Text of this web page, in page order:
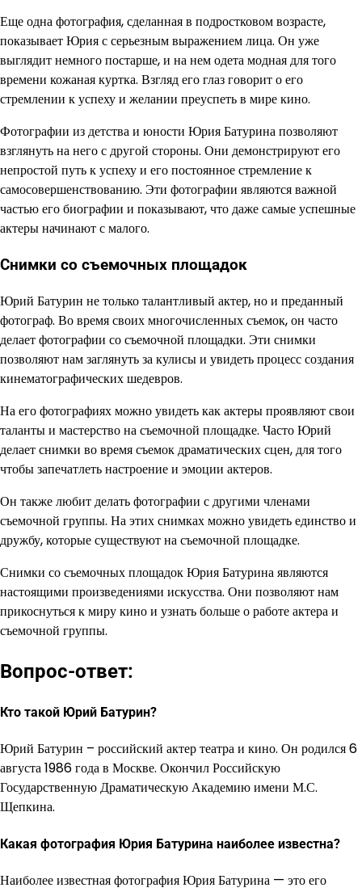
Еще одна фотография, сделанная в подростковом возрасте,
показывает Юрия с серьезным выражением лица. Он уже
выглядит немного постарше, и на нем одета модная для того
времени кожаная куртка. Взгляд его глаз говорит о его
стремлении к успеху и желании преуспеть в мире кино.
Фотографии из детства и юности Юрия Батурина позволяют
взглянуть на него с другой стороны. Они демонстрируют его
непростой путь к успеху и его постоянное стремление к
самосовершенствованию. Эти фотографии являются важной
частью его биографии и показывают, что даже самые успешные
актеры начинают с малого.
Снимки со съемочных площадок
Юрий Батурин не только талантливый актер, но и преданный
фотограф. Во время своих многочисленных съемок, он часто
делает фотографии со съемочной площадки. Эти снимки
позволяют нам заглянуть за кулисы и увидеть процесс создания
кинематографических шедевров.
На его фотографиях можно увидеть как актеры проявляют свои
таланты и мастерство на съемочной площадке. Часто Юрий
делает снимки во время съемок драматических сцен, для того
чтобы запечатлеть настроение и эмоции актеров.
Он также любит делать фотографии с другими членами
съемочной группы. На этих снимках можно увидеть единство и
дружбу, которые существуют на съемочной площадке.
Снимки со съемочных площадок Юрия Батурина являются
настоящими произведениями искусства. Они позволяют нам
прикоснуться к миру кино и узнать больше о работе актера и
съемочной группы.
Вопрос-ответ:
Кто такой Юрий Батурин?
Юрий Батурин – российский актер театра и кино. Он родился 6
августа 1986 года в Москве. Окончил Российскую
Государственную Драматическую Академию имени М.С.
Щепкина.
Какая фотография Юрия Батурина наиболее известна?
Наиболее известная фотография Юрия Батурина — это его